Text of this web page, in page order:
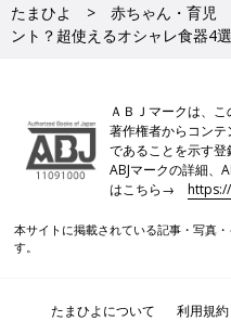
たまひよ 赤ちゃん・育児
ント？超使えるオシャレ食器4選
ＡＢＪマークは、こ
著作権者からコン
であることを示す登
ABJマークの詳細、
はこちら→
本サイトに掲載されている記事・写真
す。
たまひよについて 利用規約